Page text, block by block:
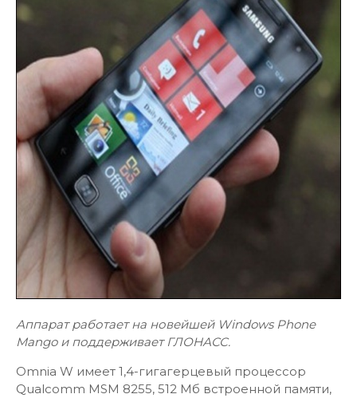
Аппарат работает на новейшей Windows Phone
Mango и поддерживает ГЛОНАСС.
Omnia W имеет 1,4-гигагерцевый процессор
Qualcomm MSM 8255, 512 Мб встроенной памяти,